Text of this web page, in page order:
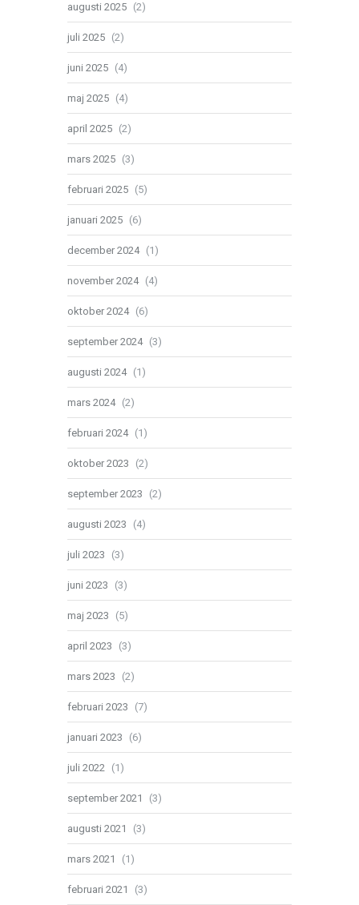
augusti 2025 (2)
juli 2025 (2)
juni 2025 (4)
maj 2025 (4)
april 2025 (2)
mars 2025 (3)
februari 2025 (5)
januari 2025 (6)
december 2024 (1)
november 2024 (4)
oktober 2024 (6)
september 2024 (3)
augusti 2024 (1)
mars 2024 (2)
februari 2024 (1)
oktober 2023 (2)
september 2023 (2)
augusti 2023 (4)
juli 2023 (3)
juni 2023 (3)
maj 2023 (5)
april 2023 (3)
mars 2023 (2)
februari 2023 (7)
januari 2023 (6)
juli 2022 (1)
september 2021 (3)
augusti 2021 (3)
mars 2021 (1)
februari 2021 (3)